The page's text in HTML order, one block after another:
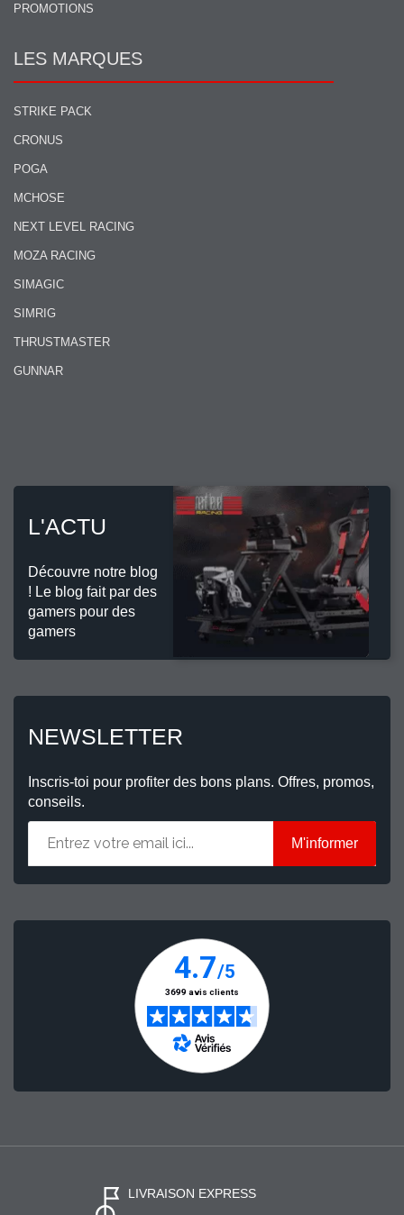
PROMOTIONS
LES MARQUES
STRIKE PACK
CRONUS
POGA
MCHOSE
NEXT LEVEL RACING
MOZA RACING
SIMAGIC
SIMRIG
THRUSTMASTER
GUNNAR
L'ACTU
Découvre notre blog
! Le blog fait par des
gamers pour des
gamers
NEWSLETTER
Inscris-toi pour profiter des bons plans. Offres, promos,
conseils.
M'informer
LIVRAISON EXPRESS